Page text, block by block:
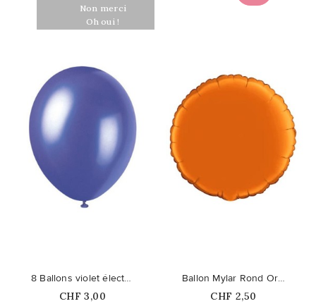
Non merci
Oh oui !
8 Ballons violet électrique nacré
Prix
CHF 3,00
Ballon Mylar Rond Orange
Prix
CHF 2,50